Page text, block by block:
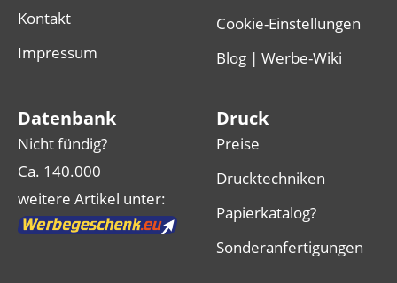
Kontakt
Impressum
Cookie-Einstellungen
Blog | Werbe-Wiki
Datenbank
Nicht fündig?
Ca. 140.000
weitere Artikel unter:
Druck
Preise
Drucktechniken
Papierkatalog?
Sonderanfertigungen